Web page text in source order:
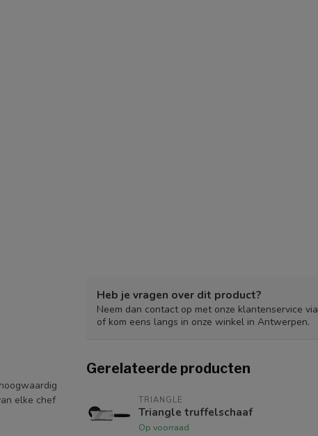
elke chef
Heb je vragen over dit product?
Neem dan contact op met onze klantenservice via
of kom eens langs in onze winkel in Antwerpen.
Gerelateerde producten
TRIANGLE
Triangle truffelschaaf
Op voorraad